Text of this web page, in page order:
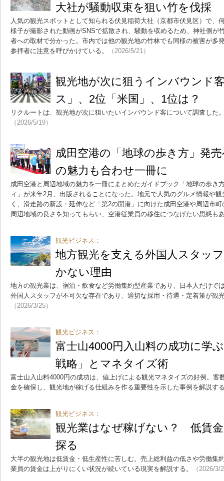
大社が騒動収束を狙い竹を伐採
人気の観光スポットとして知られる伏見稲荷大社（京都市伏見区）で、
様子が撮影された動画がSNSで拡散され、騒動を収めるため、神社側が
者への取材で分かった。市内では他の観光地の竹林でも同様の被害が多
参拝者に注意を呼びかけている。
（2026/5/21）
観光地が次に狙うインバウンド
ス」、2位「米国」、1位は？
リクルートは、観光地が次に狙いたいインバウンド客について調査した
（2026/5/19）
成田空港の「地球の歩き方」発
の魅力も合わせ一冊に
成田空港と周辺地域の魅力を一冊にまとめたガイドブック「地球の歩
ィ」が来年2月、出版されることになった。地元で人気のグルメ情報や
く、滑走路の新設・延伸など「第2の開港」に向けた成田空港や周辺市
周辺地域の良さを知ってもらい、空港従業員の移住につなげたい思惑も
観光ビジネス：
地方観光を支える外国人スタッ
かない理由
地方の観光業は、宿泊・飲食など労働集約型産業であり、日本人だけで
外国人スタッフが不可欠な存在であり、適切な採用・待遇・定着策が観
（2026/3/25）
観光ビジネス：
富士山4000円入山料の成功に学
戦略」とマネタイズ術
富士山入山料4000円の成功は、値上げによる観光マネタイズの好例。客
金を確保し、観光地が稼げる仕組みを作る重要性を示した事例を解説す
観光ビジネス：
観光業はなぜ稼げない？ 低賃
探る
大半の観光地は低賃金・低生産性に苦しむ。売上総利益の低さや労働集
業員の賃金は上がりにくい状況が続いている現実を解説する。
（2026/3/